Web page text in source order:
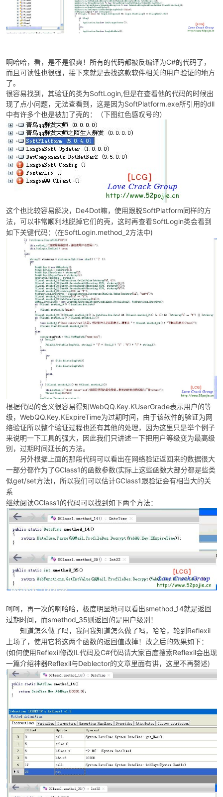
啊哈哈，看，是不是很爽！所有的代码都被反编译为C#的代码了，
而且可读性也很强，接下来就是去找这款软件相关的用户验证的地方
了。
很容易找到，其验证的类为SoftLogin,但是在查看他的代码的时候出
现了点小问题，无法查看到，这是因为SoftPlatform.exe所引用的dll
中有许多个也是被加了壳的：（下图红色感叹号的）
这个也比较容易解决， De4Dot嘛，使用跟脱SoftPlatform 同样的方
法，可以非常顺利地脱掉它们的壳，这时再查看SoftLogin类会看到
如下关键代码： (在SoftLogin.method_2方法中)
根据代码的含义很容易得知WebQQ.Key.KUserGrade表示用户的等
级，WebQQ.Key.KExpireTime为过期时间，由于该软件的验证为网
络验证所以整个验证过程也还有其他的处理，因为这里只是举个例子
来说明一下工具的强大，因此我们只讲述一下把用户等级变为最高级
别，过期时间延长的方法。
另外根据上面的那段代码可以看出在网络验证返回来的数据很大
一部分都作为了GClass1 的函数参数(实际上这些函数大部分都是些类
似get/set方法) ，所以我们可以估计GClass1 跟验证会有相当大的关
系
继续阅读GClass1的代码可以找到如下两个方法：
呵呵，再一次的啊哈哈，极度明显地可以看出smethod_14就是返回
过期时间，而smethod_35则返回的是用户级别！
知道怎么做了吗，我问我知道怎么做了吗，哈哈，轮到 Reflexil
上场了，使用它将这两个函数的返回值改掉！改之后的效果如下：
(如何使用 Reflexil修改IL代码及C#代码请大家百度搜索Reflexil会出现
一篇介绍神器Reflexil与Deblector的文章里面有讲，这里不再赘述)